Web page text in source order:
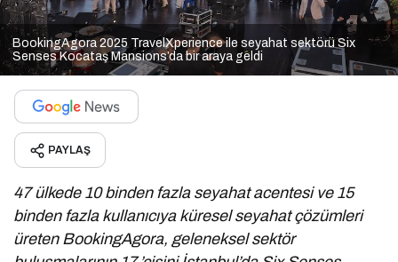
BookingAgora 2025 TravelXperience ile seyahat sektörü Six
Senses Kocataş Mansions’da bir araya geldi
PAYLAŞ
47 ülkede 10 binden fazla seyahat acentesi ve 15
binden fazla kullanıcıya küresel seyahat çözümleri
üreten BookingAgora, geleneksel sektör